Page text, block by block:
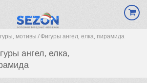
мотивы Фигуры ангел, елка, пирамида
ангел, елка,